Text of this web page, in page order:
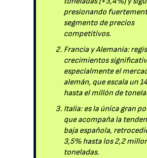
presionando
segmento de precios
competitivos.
Francia y Alemania:
crecimientos
especialmente el
alemán, que escala un
hasta el millón de
Italia: es la única gran
que acompaña la
baja española,
3,5% hasta los 2,2
toneladas.